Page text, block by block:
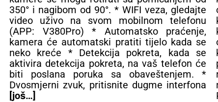
350° i nagibom od 90°. * WIFI veza, gledajte
video uživo na svom mobilnom telefonu
(APP: V380Pro) * Automatsko praćenje,
kamera će automatski pratiti tijelo kada se
neko kreće * Detekcija pokreta, kada se
aktivira detekcija pokreta, na vaš telefon će
biti poslana poruka sa obaveštenjem. *
Dvosmjerni zvuk, pritisnite dugme interfona
[još…]